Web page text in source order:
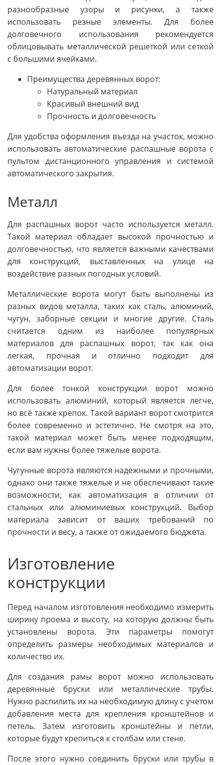
разнообразные узоры и рисунки, а также
использовать резные элементы. Для более
долговечного использования рекомендуется
облицовывать металлической решеткой или сеткой
с большими ячейками.
Преимущества деревянных ворот:
Натуральный материал
Красивый внешний вид
Прочность и долговечность
Для удобства оформления въезда на участок, можно
использовать автоматические распашные ворота с
пультом дистанционного управления и системой
автоматического закрытия.
Металл
Для распашных ворот часто используется металл.
Такой материал обладает высокой прочностью и
долговечностью, что является важными качествами
для конструкций, выставленных на улице на
воздействие разных погодных условий.
Металлические ворота могут быть выполнены из
разных видов металла, таких как сталь, алюминий,
чугун, заборные секции и многие другие. Сталь
считается одним из наиболее популярных
материалов для распашных ворот, так как она
легкая, прочная и отлично подходит для
автоматизации ворот.
Для более тонкой конструкции ворот можно
использовать алюминий, который является легче,
но всё также крепок. Такой вариант ворот смотрится
более современно и эстетично. Не смотря на это,
такой материал может быть менее подходящим,
если вам нужны более тяжелые ворота.
Чугунные ворота являются надежными и прочными,
однако они также тяжелые и не обеспечивают такие
возможности, как автоматизация в отличии от
стальных или алюминиевых конструкций. Выбор
материала зависит от ваших требований по
прочности и весу, а также от ожидаемого бюджета.
Изготовление
конструкции
Перед началом изготовления необходимо измерить
ширину проема и высоту, на которую должны быть
установлены ворота. Эти параметры помогут
определить размеры необходимых материалов и
количество их.
Для создания рамы ворот можно использовать
деревянные бруски или металлические трубы.
Нужно распилить их на необходимую длину с учетом
добавления места для крепления кронштейнов и
петель. Затем изготовить кронштейны и петли,
которые будут крепиться к столбам или стене.
После этого нужно соединить бруски или трубы в